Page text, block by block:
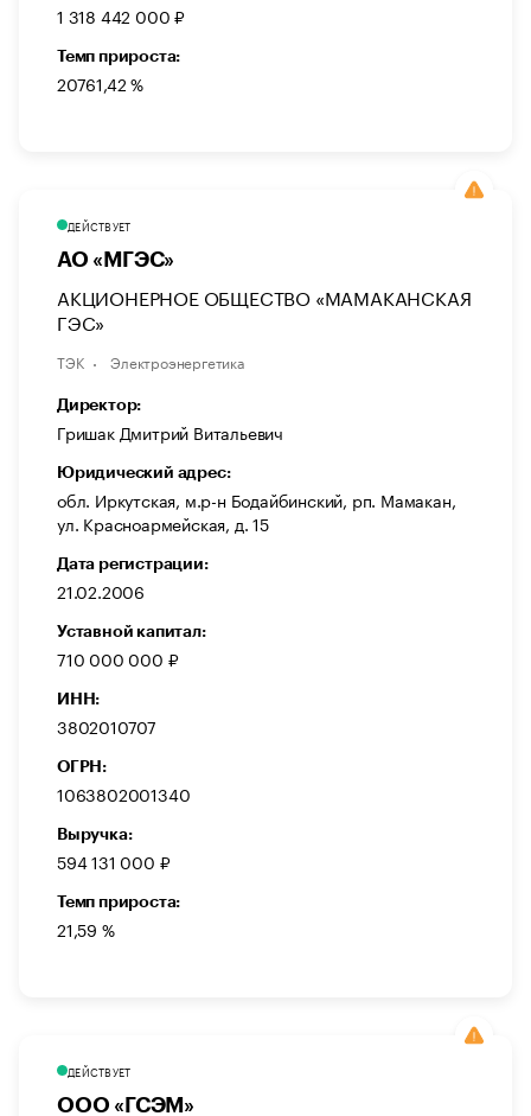
1 318 442 000 ₽
Темп прироста:
20761,42 %
ДЕЙСТВУЕТ
АО «МГЭС»
АКЦИОНЕРНОЕ ОБЩЕСТВО «МАМАКАНСКАЯ
ГЭС»
ТЭК Электроэнергетика
Директор:
Гришак Дмитрий Витальевич
Юридический адрес:
обл. Иркутская, м.р-н Бодайбинский, рп. Мамакан,
ул. Красноармейская, д. 15
Дата регистрации:
21.02.2006
Уставной капитал:
710 000 000 ₽
ИНН:
3802010707
ОГРН:
1063802001340
Выручка:
594 131 000 ₽
Темп прироста:
21,59 %
ДЕЙСТВУЕТ
ООО «ГСЭМ»